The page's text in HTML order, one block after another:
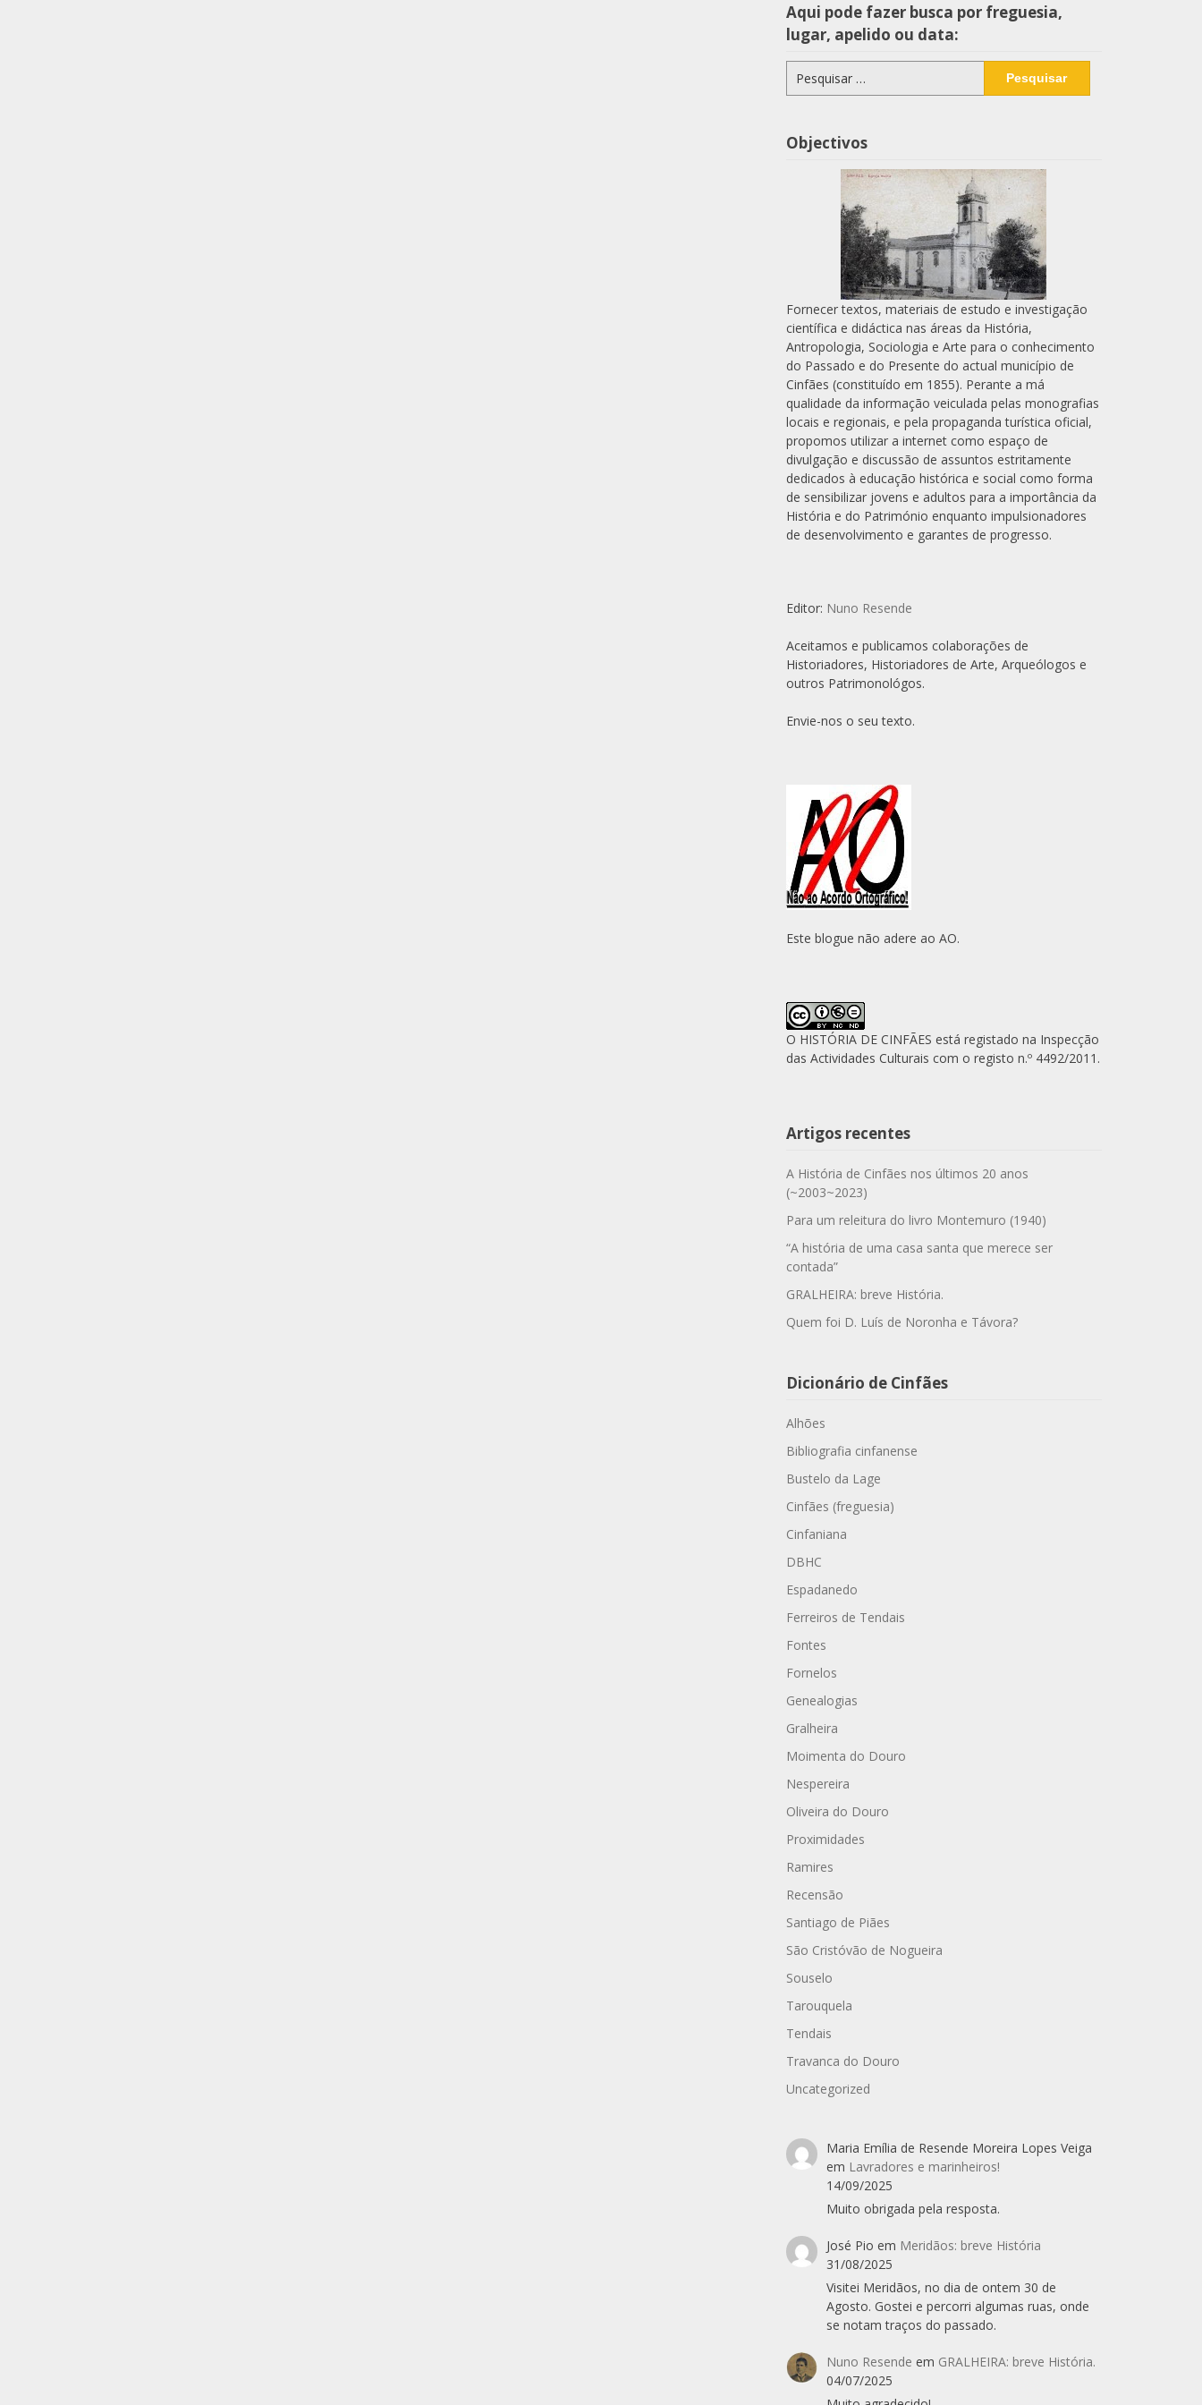
Aqui pode fazer busca por freguesia,
lugar, apelido ou data:
por:
Objectivos
Fornecer textos, materiais de estudo e investigação
científica e didáctica nas áreas da História,
Antropologia, Sociologia e Arte para o conhecimento
do Passado e do Presente do actual município de
Cinfães (constituído em 1855). Perante a má
qualidade da informação veiculada pelas monografias
locais e regionais, e pela propaganda turística oficial,
propomos utilizar a internet como espaço de
divulgação e discussão de assuntos estritamente
dedicados à educação histórica e social como forma
de sensibilizar jovens e adultos para a importância da
História e do Património enquanto impulsionadores
de desenvolvimento e garantes de progresso.
Editor: Nuno Resende
Aceitamos e publicamos colaborações de
Historiadores, Historiadores de Arte, Arqueólogos e
outros Patrimonológos.
Envie-nos o seu texto.
Este blogue não adere ao AO.
O HISTÓRIA DE CINFÃES está registado na Inspecção
das Actividades Culturais com o registo n.º 4492/2011.
Artigos recentes
A História de Cinfães nos últimos 20 anos
(~2003~2023)
Para um releitura do livro Montemuro (1940)
“A história de uma casa santa que merece ser
contada”
GRALHEIRA: breve História.
Quem foi D. Luís de Noronha e Távora?
Dicionário de Cinfães
Alhões
Bibliografia cinfanense
Bustelo da Lage
Cinfães (freguesia)
Cinfaniana
DBHC
Espadanedo
Ferreiros de Tendais
Fontes
Fornelos
Genealogias
Gralheira
Moimenta do Douro
Nespereira
Oliveira do Douro
Proximidades
Ramires
Recensão
Santiago de Piães
São Cristóvão de Nogueira
Souselo
Tarouquela
Tendais
Travanca do Douro
Uncategorized
Maria Emília de Resende Moreira Lopes Veiga
em Lavradores e marinheiros!
14/09/2025
Muito obrigada pela resposta.
José Pio em Meridãos: breve História
31/08/2025
Visitei Meridãos, no dia de ontem 30 de
Agosto. Gostei e percorri algumas ruas, onde
se notam traços do passado.
Nuno Resende em GRALHEIRA: breve História.
04/07/2025